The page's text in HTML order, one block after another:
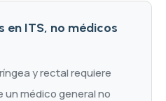
en ITS, no médicos
y rectal requiere
un médico general no